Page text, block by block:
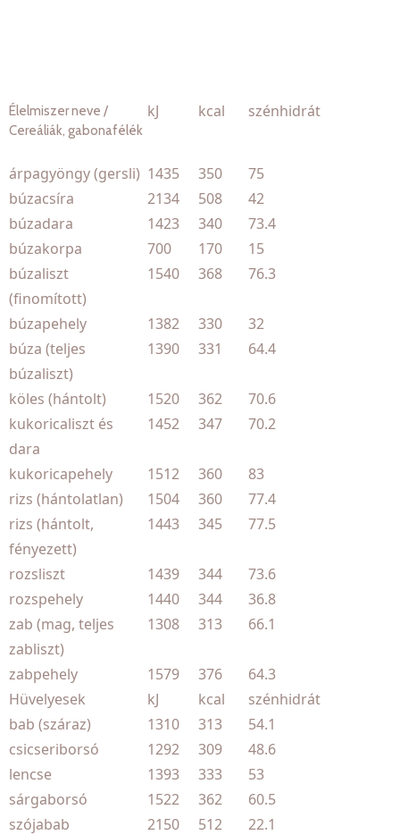
Élelmiszer neve /
Cereáliák, gabonafélék
kJ kcal szénhidrát
árpagyöngy (gersli) 1435 350
75
búzacsíra
2134 508
42
búzadara
1423 340
73.4
búzakorpa
700 170
15
búzaliszt
(finomított)
1540 368 76.3
búzapehely 1382 330
32
búza (teljes
búzaliszt)
1390 331 64.4
köles (hántolt) 1520 362
70.6
kukoricaliszt és
dara
1452 347 70.2
kukoricapehely 1512 360
83
rizs (hántolatlan)
1504 360
77.4
rizs (hántolt,
fényezett)
1443 345 77.5
rozsliszt 1439 344
73.6
rozspehely
1440 344
36.8
zab (mag, teljes
zabliszt)
1308 313 66.1
zabpehely 1579 376
64.3
Hüvelyesek
kJ kcal
szénhidrát
bab (száraz)
1310 313
54.1
csicseriborsó
1292 309
48.6
lencse
1393 333
53
sárgaborsó
1522 362
60.5
szójabab
2150 512
22.1